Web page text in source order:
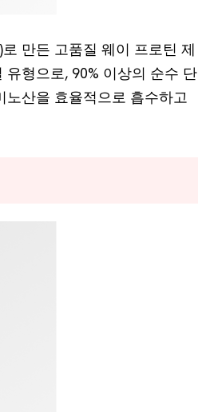
만든 고품질 웨이 프로틴 제
형으로, 90% 이상의 순수 단
산을 효율적으로 흡수하고